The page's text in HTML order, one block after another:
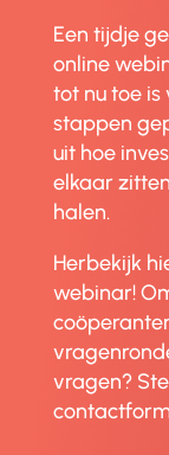
Een tijdje
online
tot nu toe
stappen
uit hoe
elkaar
halen.
Herbekijk
webinar!
vragen?